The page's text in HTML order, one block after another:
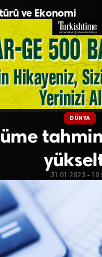
ve Ekonomi
DÜNYA
31.01.2023 -